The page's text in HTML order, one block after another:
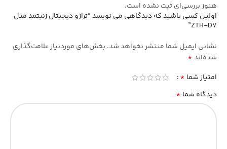
هنوز بررسی‌ای ثبت نشده است.
اولین کسی باشید که دیدگاهی می نویسد “ترازو دیجیتال زنیتمد مدل
ZTH-D7”
نشانی ایمیل شما منتشر نخواهد شد. بخش‌های موردنیاز علامت‌گذاری
شده‌اند*
امتیاز شما *
دیدگاه شما *